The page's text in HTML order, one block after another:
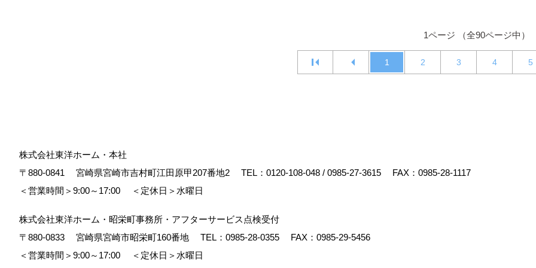
1ページ （全90ページ中）
1 2 3 4 5
株式会社東洋ホーム・本社
〒880-0841
宮崎県宮崎市吉村町江田原甲207番地2 TEL： 0120-108-048 / 0985-27-3615
FAX：0985-28-1117
＜営業時間＞9:00～17:00
＜定休日＞水曜日
株式会社東洋ホーム・昭栄町事務所・アフターサービス点検受付
〒880-0833
宮崎県宮崎市昭栄町160番地 TEL： 0985-28-0355
FAX：0985-29-5456
＜営業時間＞9:00～17:00
＜定休日＞水曜日